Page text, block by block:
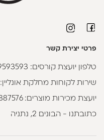
פרטי יצירת קשר
טלפון יועצת קורסים:
שירות לקוחות מחלקת
יועצת מכירות מוצרים:
כתובתנו - הבונים 2, נתניה